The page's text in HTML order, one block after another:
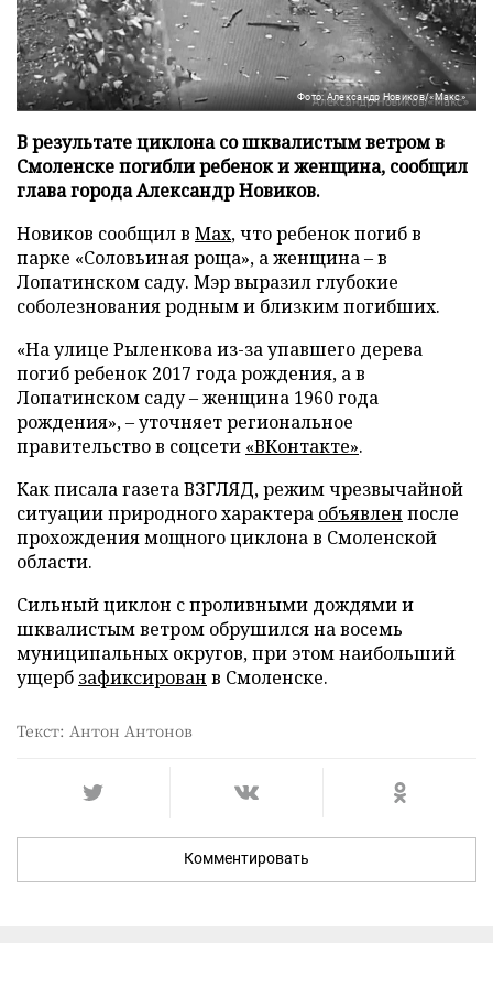
Фото: Александр Новиков/«Макс»
В результате циклона со шквалистым ветром в
Смоленске погибли ребенок и женщина, сообщил
глава города Александр Новиков.
Новиков сообщил в Мах, что ребенок погиб в
парке «Соловьиная роща», а женщина – в
Лопатинском саду. Мэр выразил глубокие
соболезнования родным и близким погибших.
«На улице Рыленкова из-за упавшего дерева
погиб ребенок 2017 года рождения, а в
Лопатинском саду – женщина 1960 года
рождения», – уточняет региональное
правительство в соцсети «ВКонтакте».
Как писала газета ВЗГЛЯД, режим чрезвычайной
ситуации природного характера объявлен после
прохождения мощного циклона в Смоленской
области.
Сильный циклон с проливными дождями и
шквалистым ветром обрушился на восемь
муниципальных округов, при этом наибольший
ущерб зафиксирован в Смоленске.
Текст: Антон Антонов
Комментировать